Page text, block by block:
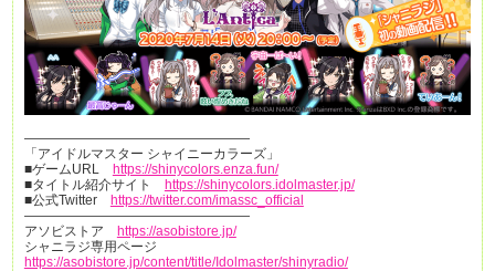
—————————————————
「アイドルマスター シャイニーカラーズ」
■ゲームURL https://shinycolors.enza.fun/
■タイトル紹介サイト https://shinycolors.idolmaster.jp/
■公式Twitter https://twitter.com/imassc_official
—————————————————
アソビストア https://asobistore.jp/
シャニラジ専用ページ
https://asobistore.jp/content/title/Idolmaster/shinyradio/